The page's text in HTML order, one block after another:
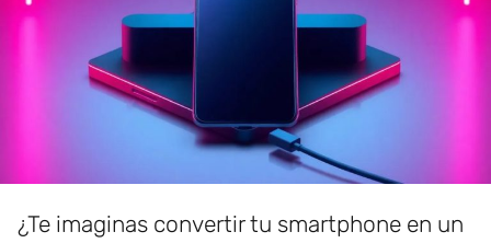
¿Te imaginas convertir tu smartphone en un